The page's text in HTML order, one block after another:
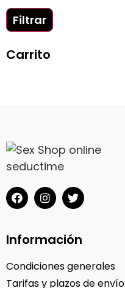
Filtrar
Carrito
Información
Condiciones generales
Tarifas y plazos de envío